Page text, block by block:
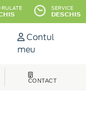
SERVICE
DESCHIS
Contul
meu
CONTACT